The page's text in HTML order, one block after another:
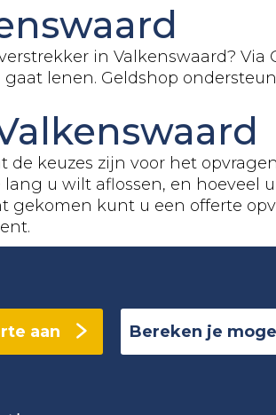
in Valkenswaard? Via
lenen. Geldshop
keuzes zijn voor het
u wilt aflossen, en hoeveel
kunt u een offerte
aan Bereken je